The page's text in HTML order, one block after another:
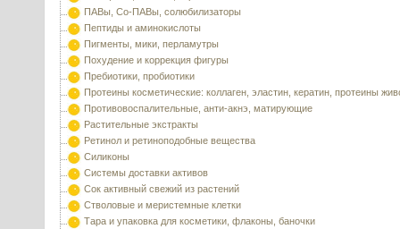
ПАВы, Со-ПАВы, солюбилизаторы
Пептиды и аминокислоты
Пигменты, мики, перламутры
Похудение и коррекция фигуры
Пребиотики, пробиотики
Протеины косметические: коллаген, эластин, кератин, протеины
Противовоспалительные, анти-акнэ, матирующие
Растительные экстракты
Ретинол и ретиноподобные вещества
Силиконы
Системы доставки активов
Сок активный свежий из растений
Стволовые и меристемные клетки
Тара и упаковка для косметики, флаконы, баночки